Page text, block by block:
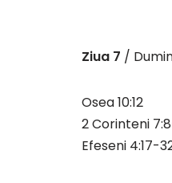
Ziua 7 /
Osea 10:12
2 Corinteni
Efeseni 4:17-